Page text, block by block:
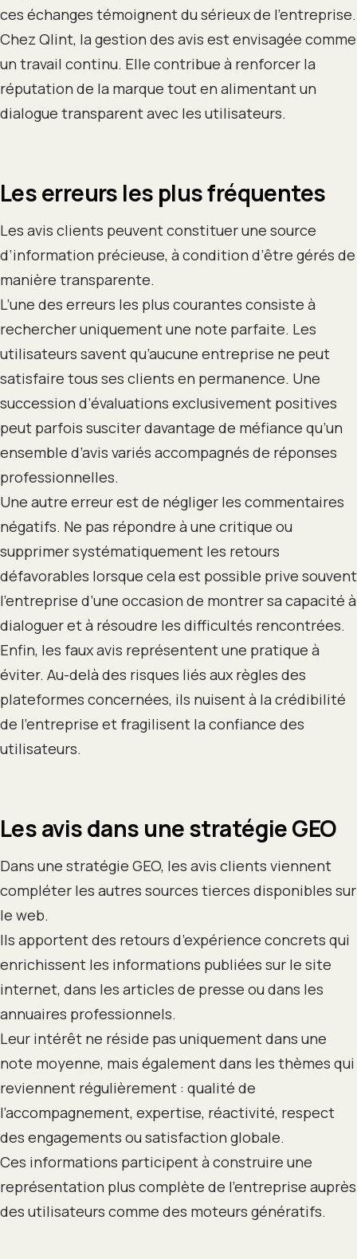
ces échanges témoignent du sérieux de l’entreprise.
Chez Qlint, la gestion des avis est envisagée comme
un travail continu. Elle contribue à renforcer la
réputation de la marque tout en alimentant un
dialogue transparent avec les utilisateurs.
Les erreurs les plus fréquentes
Les avis clients peuvent constituer une source
d’information précieuse, à condition d’être gérés de
manière transparente.
L’une des erreurs les plus courantes consiste à
rechercher uniquement une note parfaite. Les
utilisateurs savent qu’aucune entreprise ne peut
satisfaire tous ses clients en permanence. Une
succession d’évaluations exclusivement positives
peut parfois susciter davantage de méfiance qu’un
ensemble d’avis variés accompagnés de réponses
professionnelles.
Une autre erreur est de négliger les commentaires
négatifs. Ne pas répondre à une critique ou
supprimer systématiquement les retours
défavorables lorsque cela est possible prive souvent
l’entreprise d’une occasion de montrer sa capacité à
dialoguer et à résoudre les difficultés rencontrées.
Enfin, les faux avis représentent une pratique à
éviter. Au-delà des risques liés aux règles des
plateformes concernées, ils nuisent à la crédibilité
de l’entreprise et fragilisent la confiance des
utilisateurs.
Les avis dans une stratégie GEO
Dans une stratégie GEO, les avis clients viennent
compléter les autres sources tierces disponibles sur
le web.
Ils apportent des retours d’expérience concrets qui
enrichissent les informations publiées sur le site
internet, dans les articles de presse ou dans les
annuaires professionnels.
Leur intérêt ne réside pas uniquement dans une
note moyenne, mais également dans les thèmes qui
reviennent régulièrement : qualité de
l’accompagnement, expertise, réactivité, respect
des engagements ou satisfaction globale.
Ces informations participent à construire une
représentation plus complète de l’entreprise auprès
des utilisateurs comme des moteurs génératifs.